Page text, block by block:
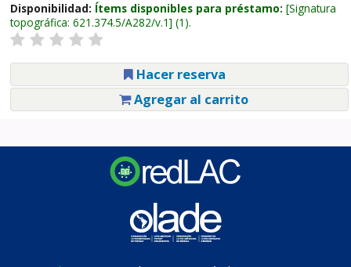
Disponibilidad: Ítems disponibles para préstamo: Signatura
topográfica: 621.374.5/A282/v.1 (1).
Hacer reserva
Agregar al carrito